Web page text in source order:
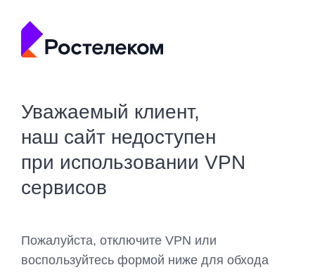
Уважаемый клиент,
наш сайт недоступен
при использовании VPN
сервисов
Пожалуйста, отключите VPN или
воспользуйтесь формой ниже для обхода